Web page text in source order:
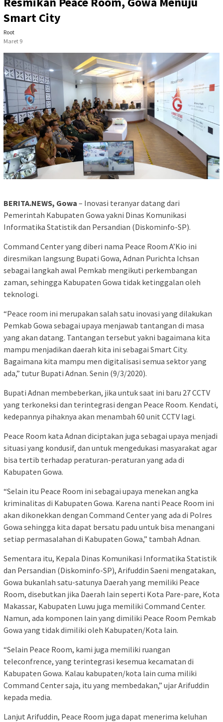
Smart City
Root
Maret 9
BERITA.NEWS, Gowa – Inovasi teranyar datang dari
Pemerintah Kabupaten Gowa yakni Dinas Komunikasi
Informatika Statistik dan Persandian (Diskominfo-SP).
Command Center yang diberi nama Peace Room A’Kio ini
diresmikan langsung Bupati Gowa, Adnan Purichta Ichsan
sebagai langkah awal Pemkab mengikuti perkembangan
zaman, sehingga Kabupaten Gowa tidak ketinggalan oleh
teknologi.
“Peace room ini merupakan salah satu inovasi yang dilakukan
Pemkab Gowa sebagai upaya menjawab tantangan di masa
yang akan datang. Tantangan tersebut yakni bagaimana kita
mampu menjadikan daerah kita ini sebagai Smart City.
Bagaimana kita mampu men digitalisasi semua sektor yang
ada,” tutur Bupati Adnan. Senin (9/3/2020).
Bupati Adnan membeberkan, jika untuk saat ini baru 27 CCTV
yang terkoneksi dan terintegrasi dengan Peace Room. Kendati,
kedepannya pihaknya akan menambah 60 unit CCTV lagi.
Peace Room kata Adnan diciptakan juga sebagai upaya menjadi
situasi yang kondusif, dan untuk mengedukasi masyarakat agar
bisa tertib terhadap peraturan-peraturan yang ada di
Kabupaten Gowa.
“Selain itu Peace Room ini sebagai upaya menekan angka
kriminalitas di Kabupaten Gowa. Karena nanti Peace Room ini
akan dikonekkan dengan Command Center yang ada di Polres
Gowa sehingga kita dapat bersatu padu untuk bisa menangani
setiap permasalahan di Kabupaten Gowa,” tambah Adnan.
Sementara itu, Kepala Dinas Komunikasi Informatika Statistik
dan Persandian (Diskominfo-SP), Arifuddin Saeni mengatakan,
Gowa bukanlah satu-satunya Daerah yang memiliki Peace
Room, disebutkan jika Daerah lain seperti Kota Pare-pare, Kota
Makassar, Kabupaten Luwu juga memiliki Command Center.
Namun, ada komponen lain yang dimiliki Peace Room Pemkab
Gowa yang tidak dimiliki oleh Kabupaten/Kota lain.
“Selain Peace Room, kami juga memiliki ruangan
teleconfrence, yang terintegrasi kesemua kecamatan di
Kabupaten Gowa. Kalau kabupaten/kota lain cuma miliki
Command Center saja, itu yang membedakan,” ujar Arifuddin
kepada media.
Lanjut Arifuddin, Peace Room juga dapat menerima keluhan